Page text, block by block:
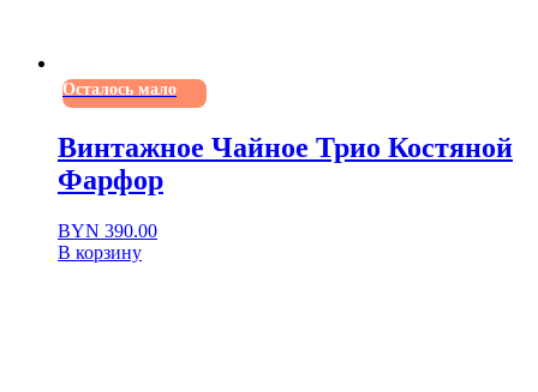
Осталось мало
Винтажное Чайное Трио Костяной
Фарфор
BYN 390.00
В корзину